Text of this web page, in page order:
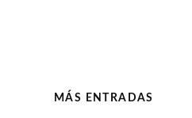
MÁS ENTRADAS